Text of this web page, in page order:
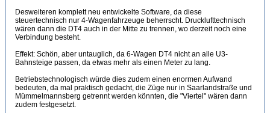
Desweiteren komplett neu entwickelte Software, da diese
steuertechnisch nur 4-Wagenfahrzeuge beherrscht. Drucklufttechnisch
wären dann die DT4 auch in der Mitte zu trennen, wo derzeit noch eine
Verbindung besteht.
Effekt: Schön, aber untauglich, da 6-Wagen DT4 nicht an alle U3-
Bahnsteige passen, da etwas mehr als einen Meter zu lang.
Betriebstechnologisch würde dies zudem einen enormen Aufwand
bedeuten, da mal praktisch gedacht, die Züge nur in Saarlandstraße und
Mümmelmannsberg getrennt werden könnten, die "Viertel" wären dann
zudem festgesetzt.